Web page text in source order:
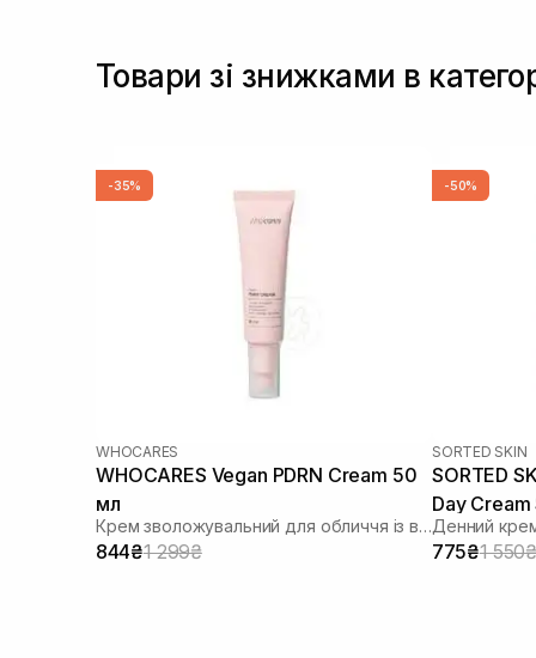
Товари зі знижками в
-35%
WHOCARES
WHOCARES Vegan PDRN Cream 50
мл
Крем зволожувальний для обличчя із веганськими полінуклеотидами
844₴1 299₴
-50%
SORTED SKIN
SORTED
Day
Денний
775₴1 550₴